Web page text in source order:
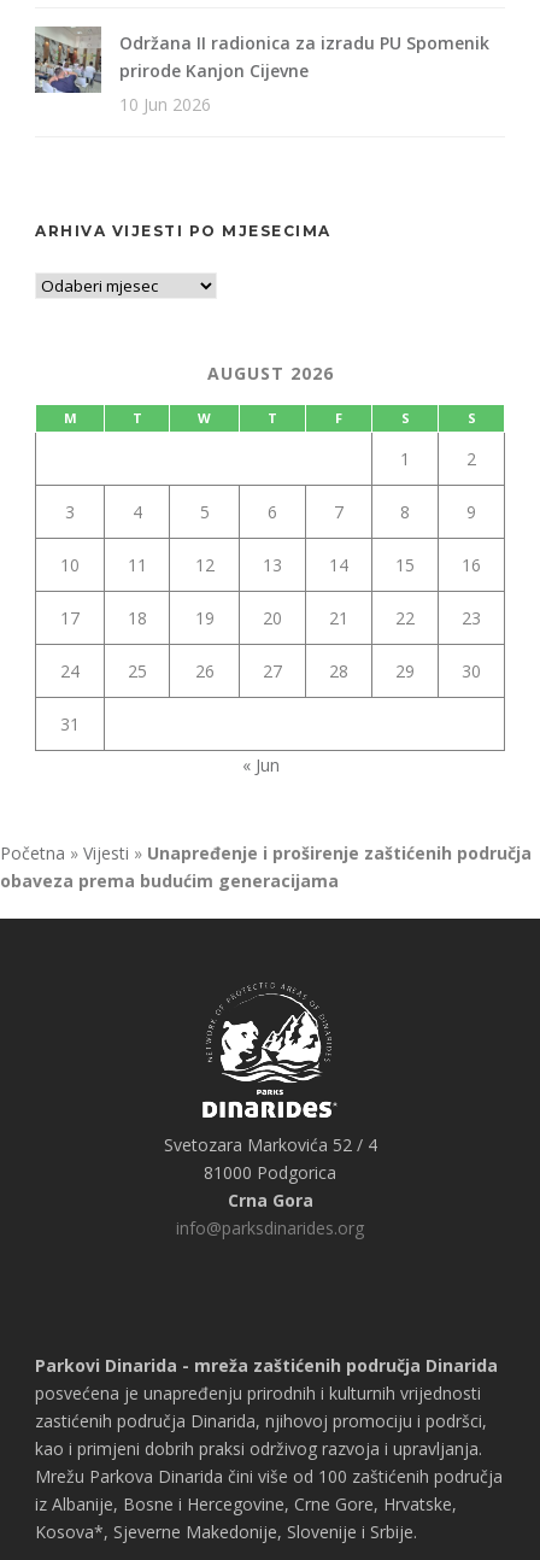
Održana II radionica za izradu PU Spomenik
prirode Kanjon Cijevne
10 Jun 2026
ARHIVA VIJESTI PO MJESECIMA
AUGUST 2026
M T W T F S S
1 2
3 4 5 6 7 8 9
10 11 12 13 14 15 16
17 18 19 20 21 22 23
24 25 26 27 28 29 30
31
« Jun
Početna » Vijesti » Unapređenje i proširenje zaštićenih područja
obaveza prema budućim generacijama
Svetozara Markovića 52 / 4
81000 Podgorica
Crna Gora
info@parksdinarides.org
Parkovi Dinarida - mreža zaštićenih područja Dinarida
posvećena je unapređenju prirodnih i kulturnih vrijednosti
zastićenih područja Dinarida, njihovoj promociju i podršci,
kao i primjeni dobrih praksi održivog razvoja i upravljanja.
Mrežu Parkova Dinarida čini više od 100 zaštićenih područja
iz Albanije, Bosne i Hercegovine, Crne Gore, Hrvatske,
Kosova*, Sjeverne Makedonije, Slovenije i Srbije.